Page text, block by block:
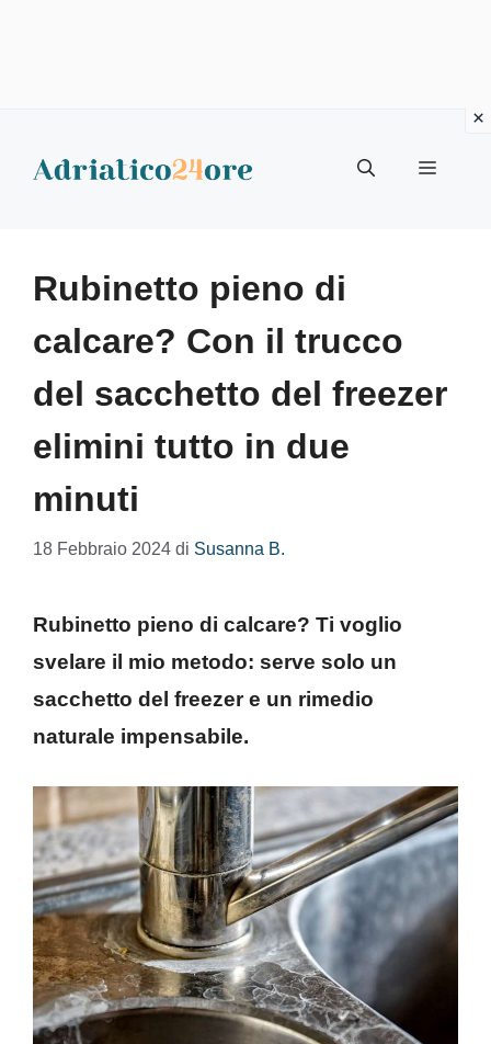
Menu
Rubinetto pieno di
calcare? Con il trucco
del sacchetto del freezer
elimini tutto in due
minuti
18 Febbraio 2024 di Susanna B.
Rubinetto pieno di calcare? Ti voglio
svelare il mio metodo: serve solo un
sacchetto del freezer e un rimedio
naturale impensabile.